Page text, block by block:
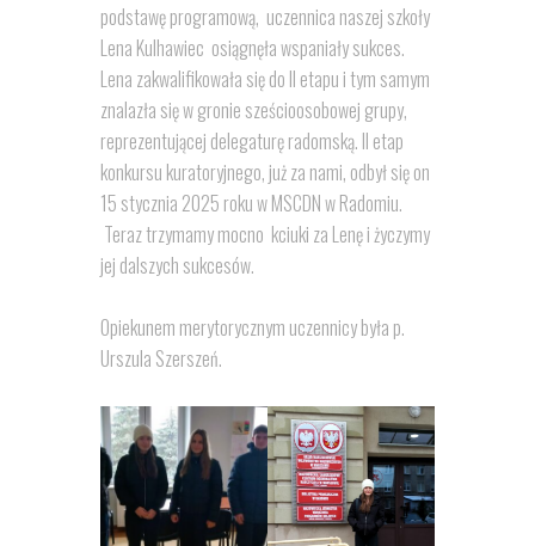
podstawę programową, uczennica naszej szkoły
Lena Kulhawiec osiągnęła wspaniały sukces.
Lena zakwalifikowała się do II etapu i tym samym
znalazła się w gronie sześcioosobowej grupy,
reprezentującej delegaturę radomską. II etap
konkursu kuratoryjnego, już za nami, odbył się on
15 stycznia 2025 roku w MSCDN w Radomiu.
Teraz trzymamy mocno kciuki za Lenę i życzymy
jej dalszych sukcesów.
Opiekunem merytorycznym uczennicy była p.
Urszula Szerszeń.